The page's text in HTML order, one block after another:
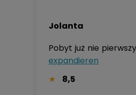
Jolanta
expandieren
8,5